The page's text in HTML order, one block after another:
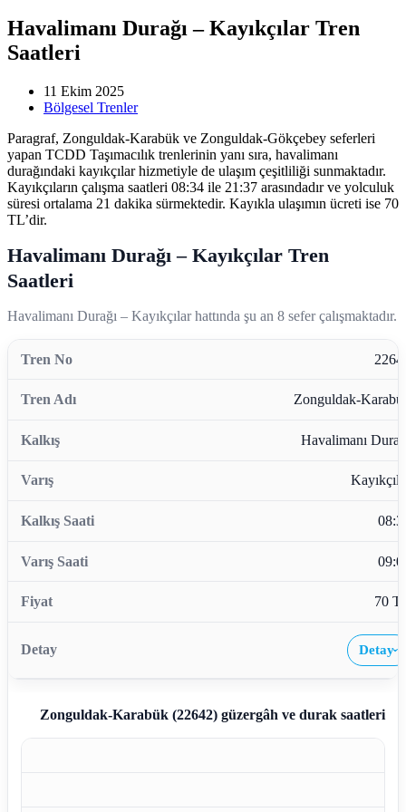
Havalimanı Durağı – Kayıkçılar Tren
Saatleri
11 Ekim 2025
Bölgesel Trenler
Paragraf, Zonguldak-Karabük ve Zonguldak-Gökçebey seferleri
yapan TCDD Taşımacılık trenlerinin yanı sıra, havalimanı
durağındaki kayıkçılar hizmetiyle de ulaşım çeşitliliği sunmaktadır.
Kayıkçıların çalışma saatleri 08:34 ile 21:37 arasındadır ve yolculuk
süresi ortalama 21 dakika sürmektedir. Kayıkla ulaşımın ücreti ise 70
TL’dir.
Havalimanı Durağı – Kayıkçılar Tren
Saatleri
Havalimanı Durağı – Kayıkçılar hattında şu an 8 sefer çalışmaktadır.
Zonguldak-
Havalimanı
70
Detay›
Zonguldak-Karabük (22642)güzergâh ve durak saatleri